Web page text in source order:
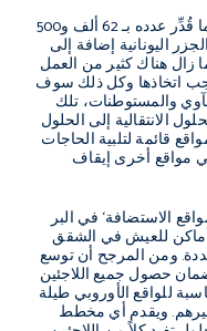
وبدءاً بشهر فبراير/شباط 2017، كان هناك ما قُدِّر عدده بـ 62 ألف و500
اليونانية إضافة إلى
زال هناك كثير من العمل
اتخاذها وكل ذلك سوف
والمستوطنات، تلك
الانتقالية إلى الحلول
قائمة لتلبية الحاجات
مواقع أخرى إيقاف
الاستضافة‘ في البر
أماكن للعيش في الشقق
ومن المرجح أن توسع
حصول جميع اللاجئين
للواقع الأوروبي طيلة
ويقدم أي مخطط